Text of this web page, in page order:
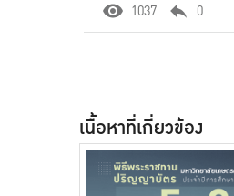
1037 0
เนื้อหาที่เกี่ยวข้อง